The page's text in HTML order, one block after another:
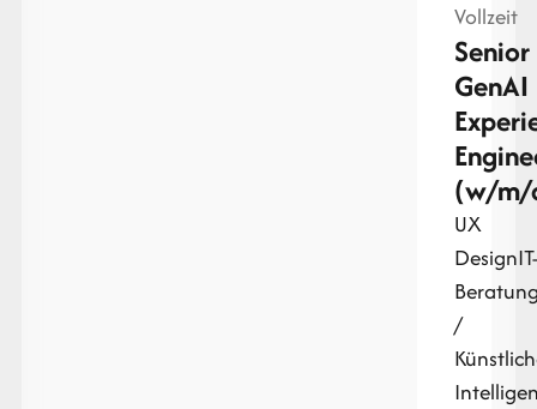
Vollzeit
Senior
GenAI
(w/
UX
Design
/